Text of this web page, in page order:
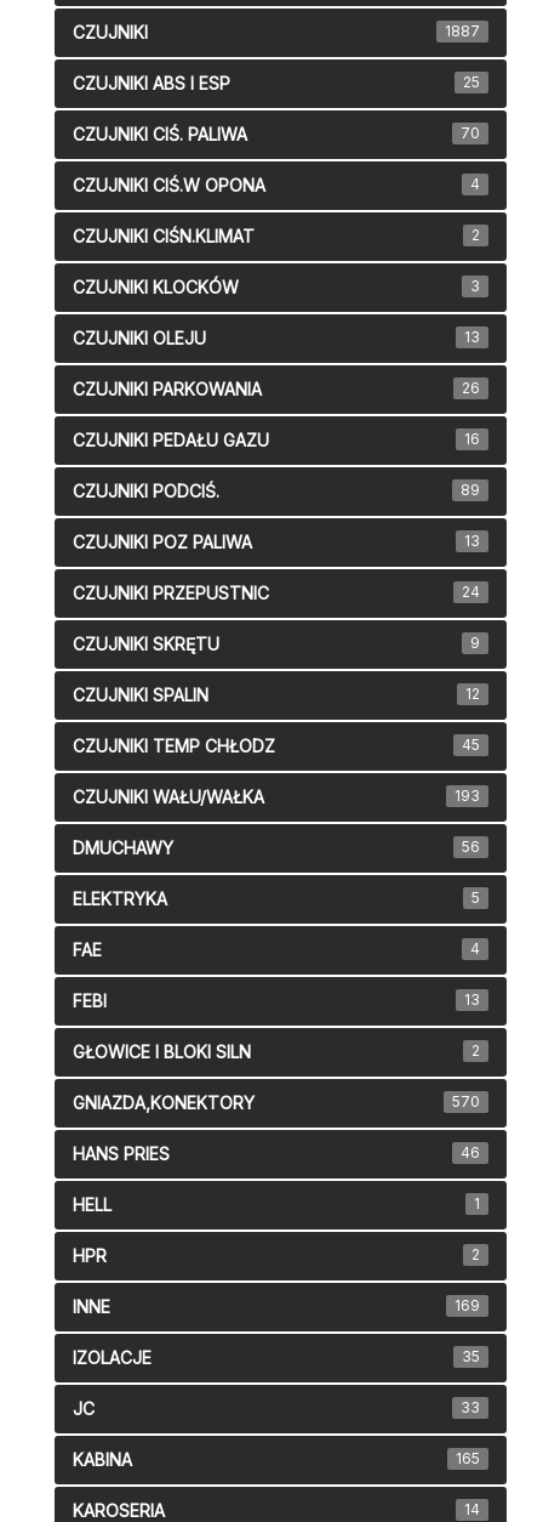
CZUJNIKI 1887
CZUJNIKI ABS I ESP 25
CZUJNIKI CIŚ. PALIWA 70
CZUJNIKI CIŚ.W OPONA 4
CZUJNIKI CIŚN.KLIMAT 2
CZUJNIKI KLOCKÓW 3
CZUJNIKI OLEJU 13
CZUJNIKI PARKOWANIA 26
CZUJNIKI PEDAŁU GAZU 16
CZUJNIKI PODCIŚ. 89
CZUJNIKI POZ PALIWA 13
CZUJNIKI PRZEPUSTNIC 24
CZUJNIKI SKRĘTU 9
CZUJNIKI SPALIN 12
CZUJNIKI TEMP CHŁODZ 45
CZUJNIKI WAŁU/WAŁKA 193
DMUCHAWY 56
ELEKTRYKA 5
FAE 4
FEBI 13
GŁOWICE I BLOKI SILN 2
GNIAZDA,KONEKTORY 570
HANS PRIES 46
HELL 1
HPR 2
INNE 169
IZOLACJE 35
JC 33
KABINA 165
KAROSERIA 14